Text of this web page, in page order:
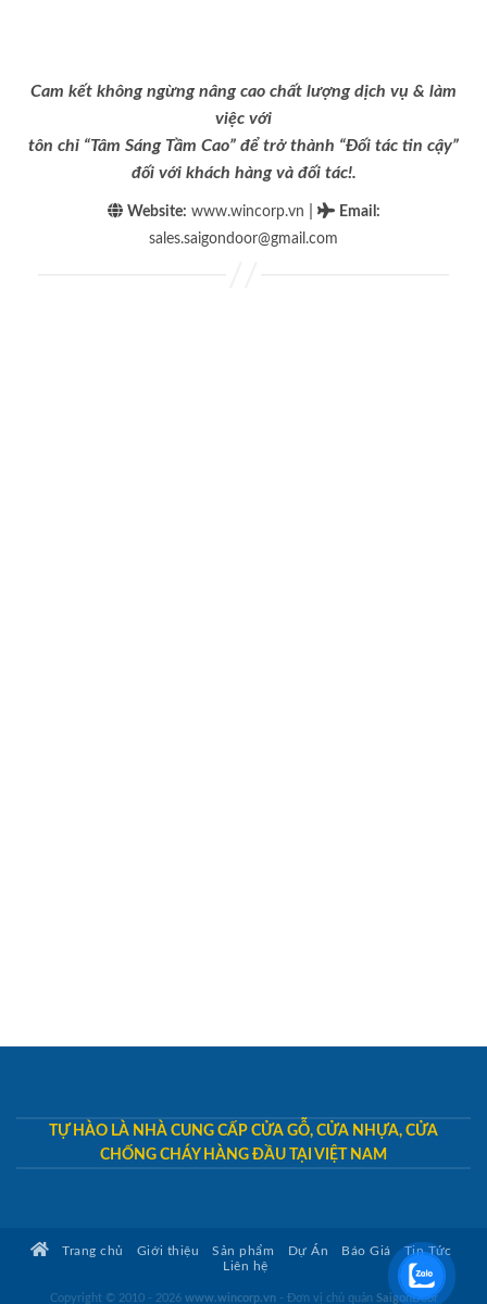
Cam kết không ngừng nâng cao chất lượng dịch vụ & làm
việc với
tôn chỉ “Tâm Sáng Tầm Cao” để trở thành “Đối tác tin cậy”
đối với khách hàng và đối tác!.
Website: www.wincorp.vn Email :
sales.saigondoor@gmail.com
TỰ HÀO LÀ NHÀ CUNG CẤP CỬA GỖ, CỬA NHỰA, CỬA
CHỐNG CHÁY HÀNG ĐẦU TẠI VIỆT NAM
Trang chủ Giới thiệu Sản phẩm Dự Án Báo Giá
Tin Tức
Liên hệ
Copyright © 2010 - 2026 www.wincorp.vn- Đơn vị chủ quản SaigonDoor